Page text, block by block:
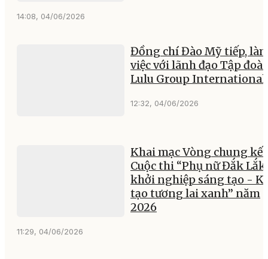
14:08, 04/06/2026
Đồng chí Đào Mỹ tiếp,
việc với lãnh đạo Tập
Lulu Group International
12:32, 04/06/2026
Khai mạc Vòng chung kết
Cuộc thi “Phụ nữ Đắk Lắk
khởi nghiệp sáng tạo -
tạo tương lai xanh” năm
2026
11:29, 04/06/2026